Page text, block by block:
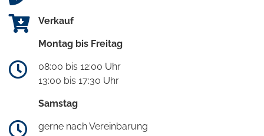
Verkauf
Montag bis Freitag
08:00 bis 12:00 Uhr
13:00 bis 17:30 Uhr
Samstag
gerne nach Vereinbarung